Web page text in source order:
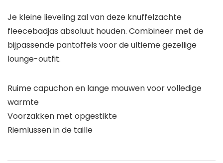
Je kleine lieveling zal van deze knuffelzachte
fleecebadjas absoluut houden. Combineer met de
bijpassende pantoffels voor de ultieme gezellige
lounge-outfit.
Ruime capuchon en lange mouwen voor volledige
warmte
Voorzakken met opgestikte
Riemlussen in de taille